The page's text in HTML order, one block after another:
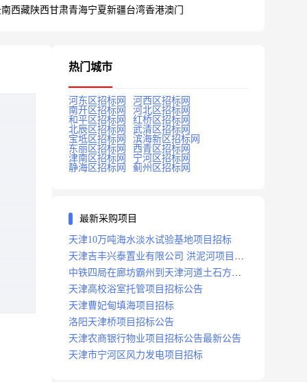
西藏陕西甘肃青海宁夏新疆台湾香港澳门
热门城市
河东区招标网
河西区招标网
南开区招标网
河北区招标网
和平区招标网
红桥区招标网
北辰区招标网
武清区招标网
宝坻区招标网
滨海新区招标网
东丽区招标网
西青区招标网
津南区招标网
宁河区招标网
静海区招标网
蓟州区招标网
最新采购项目
天津10万吨海水淡水试验基地项目招标
天津吉丰兴泰置业有限公司 洪泥河项目招
标工程
中铁四局在廊坊霸州到天津河道土石方工
程项目招标
天津高校浴室托管项目招标公告
天津曹妃甸填海项目招标
洛阳天津桥项目招标公告
天津农商银行物业项目招标公告最新公告
天津市宁河区风力发电项目招标